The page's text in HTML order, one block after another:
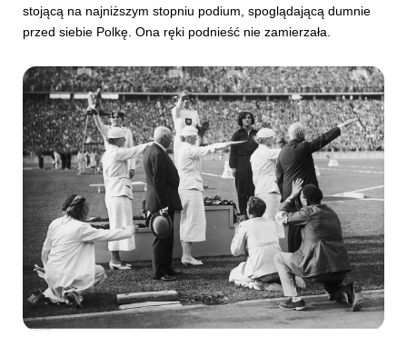
stojącą na najniższym stopniu podium, spoglądającą dumnie
przed siebie Polkę. Ona ręki podnieść nie zamierzała.